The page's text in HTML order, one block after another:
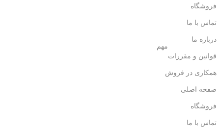
فروشگاه
تماس با ما
درباره ما
قوانین و مقررات
مهم
همکاری در فروش
صفحه اصلی
فروشگاه
تماس با ما